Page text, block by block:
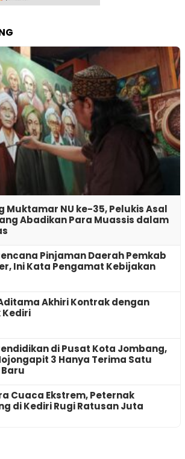
Muktamar NU ke-35, Pelukis Asal
Abadikan Para Muassis dalam
Pinjaman Daerah Pemkab
Ini Kata Pengamat Kebijakan
Akhiri Kontrak dengan
Kediri
di Pusat Kota Jombang,
3 Hanya Terima Satu
Cuaca Ekstrem, Peternak
di Kediri Rugi Ratusan Juta